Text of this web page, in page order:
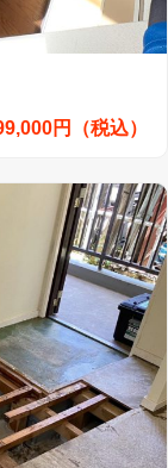
円（税込）